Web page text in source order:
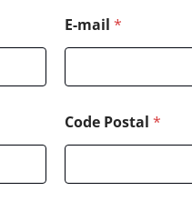
E-mail *
Code Postal *